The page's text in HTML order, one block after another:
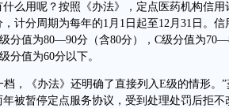
用呢？按照《办法》，定点医药机构信用
，计分周期为每年的1月1日起至12月31日。
级分值为80—90分（含80分），C级分值为
分值为60分以下。
《办法》还明确了直接列入E级的情形。”
被暂停定点服务协议，受到处理处罚后拒